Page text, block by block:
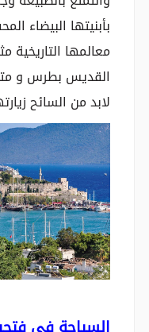
بأبنيتها البيضاء
معالمها
القديس بطرس و
لابد من السائح